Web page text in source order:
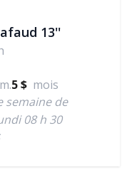
13''
5 $ mois
semaine de
08 h 30